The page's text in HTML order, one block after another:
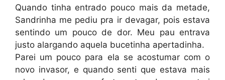
Quando tinha entrado pouco mais da metade,
Sandrinha me pediu pra ir devagar, pois estava
sentindo um pouco de dor. Meu pau entrava
justo alargando aquela bucetinha apertadinha.
Parei um pouco para ela se acostumar com o
novo invasor, e quando senti que estava mais